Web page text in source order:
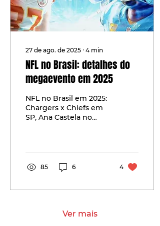
27 de ago. de 2025 ∙ 4 min
NFL no Brasil: detalhes do
megaevento em 2025
NFL no Brasil em 2025:
Chargers x Chiefs em
SP, Ana Castela no
85 6 4
Ver mais